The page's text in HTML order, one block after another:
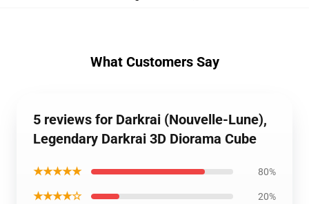
What Customers Say
5 reviews for Darkrai (Nouvelle-Lune),
Legendary Darkrai 3D Diorama Cube
★★★★★ 80%
★★★★☆ 20%